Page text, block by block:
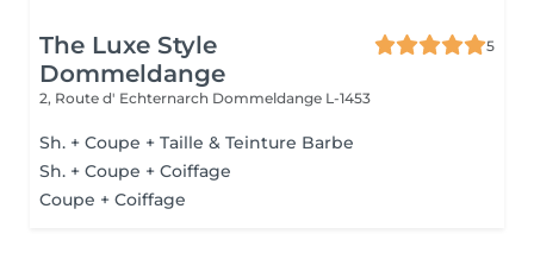
The Luxe Style
Dommeldange
5
2, Route d' Echternarch Dommeldange L-1453
Sh. + Coupe + Taille & Teinture Barbe
Sh. + Coupe + Coiffage
Coupe + Coiffage